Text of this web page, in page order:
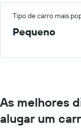
Tipo de carro mais
Pequeno
As melhores
alugar um